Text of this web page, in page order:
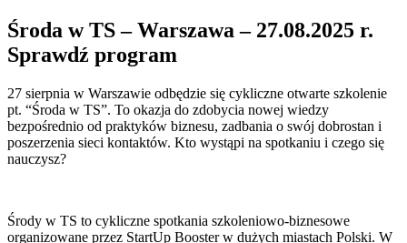
Środa w TS – Warszawa – 27.08.2025 r.
Sprawdź program
27 sierpnia w Warszawie odbędzie się cykliczne otwarte szkolenie
pt. “Środa w TS”. To okazja do zdobycia nowej wiedzy
bezpośrednio od praktyków biznesu, zadbania o swój dobrostan i
poszerzenia sieci kontaktów. Kto wystąpi na spotkaniu i czego się
nauczysz?
Środy w TS to cykliczne spotkania szkoleniowo-biznesowe
organizowane przez StartUp Booster w dużych miastach Polski. W